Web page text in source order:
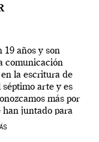
años y son
comunicación
la escritura de
séptimo arte y es
más por
han juntado para